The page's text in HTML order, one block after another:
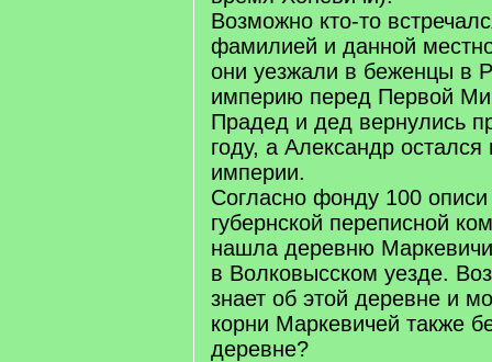
Возможно кто-то
фамилией и данной
они уезжали в беженцы в
империю перед Первой
Прадед и дед вернулись
году, а Александр остался
империи.
Согласно фонду 100
губернской переписной
нашла деревню
в Волковысском уезде.
знает об этой деревне и
корни Маркевичей также
деревне?